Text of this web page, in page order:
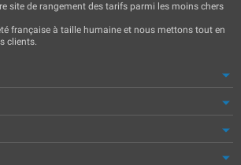
site de rangement des tarifs parmi les moins chers
française à taille humaine et nous mettons tout en
clients.